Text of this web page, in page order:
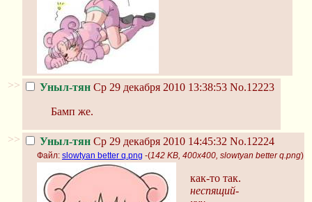
>> Уныл-тян Ср 29 декабря 2010 13:38:53 No.12223
Бамп же.
>> Уныл-тян Ср 29 декабря 2010 14:45:32 No.12224
Файл: slowtyan better q.png -(142 KB, 400x400, slowtyan better q.png)
как-то так.
неспящий-